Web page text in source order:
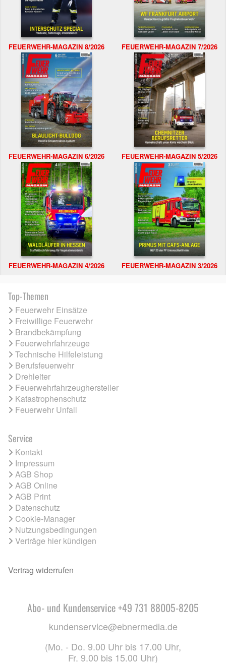
FEUERWEHR-MAGAZIN 8/2026 FEUERWEHR-MAGAZIN 7/2026
FEUERWEHR-MAGAZIN 6/2026 FEUERWEHR-MAGAZIN 5/2026
FEUERWEHR-MAGAZIN 4/2026 FEUERWEHR-MAGAZIN 3/2026
Top-Themen
Feuerwehr Einsätze
Freiwillige Feuerwehr
Brandbekämpfung
Feuerwehrfahrzeuge
Technische Hilfeleistung
Berufsfeuerwehr
Drehleiter
Feuerwehrfahrzeughersteller
Katastrophenschutz
Feuerwehr Unfall
Service
Kontakt
Impressum
AGB Shop
AGB Online
AGB Print
Datenschutz
Cookie-Manager
Nutzungsbedingungen
Verträge hier kündigen
Vertrag widerrufen
Abo- und Kundenservice +49 731 88005-8205
kundenservice@ebnermedia.de
(Mo. - Do. 9.00 Uhr bis 17.00 Uhr,
Fr. 9.00 bis 15.00 Uhr)